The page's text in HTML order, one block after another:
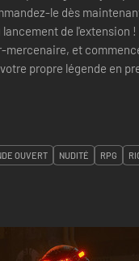
le dès
! L'expérience complète de
mercenaire, et
propre légende en
OUVERT NUDITÉ RPG